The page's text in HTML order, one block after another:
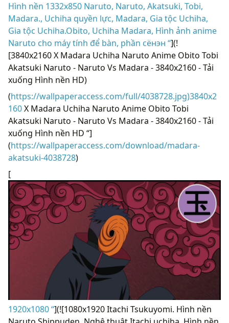
Hình nền 1332x850 Naruto, Naruto, Akatsuki, Tobi,
Madara., Uchiha quyền lực, Madara, Gia tộc Uchiha,
Gia tộc Uchiha.Obito, Uchiha Madara, Hình ảnh anime
Naruto cho máy tính để bàn, phần сёнэн “](!
[3840x2160 X Madara Uchiha Naruto Anime Obito Tobi
Akatsuki Naruto - Naruto Vs Madara - 3840x2160 - Tải
xuống Hình nền HD)
(https://wallpaperaccess.com/full/4038728.jpg)3840x2
160X Madara Uchiha Naruto Anime Obito Tobi
Akatsuki Naruto - Naruto Vs Madara - 3840x2160 - Tải
xuống Hình nền HD “]
(https://wallpaperaccess.com/download/madara-
akatsuki-4038728)
[
1920x1080 “](![1080x1920 Itachi Tsukuyomi. Hình nền